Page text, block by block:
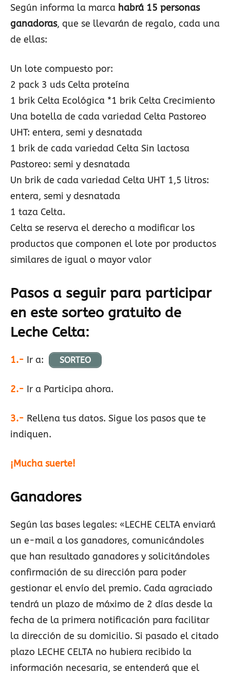
Según informa la marca habrá 15 personas
ganadoras, que se llevarán de regalo, cada una
de ellas:
Un lote compuesto por:
2 pack 3 uds Celta proteína
1 brik Celta Ecológica *1 brik Celta Crecimiento
Una botella de cada variedad Celta Pastoreo
UHT: entera, semi y desnatada
1 brik de cada variedad Celta Sin lactosa
Pastoreo: semi y desnatada
Un brik de cada variedad Celta UHT 1,5 litros:
entera, semi y desnatada
1 taza Celta.
Celta se reserva el derecho a modificar los
productos que componen el lote por productos
similares de igual o mayor valor
Pasos a seguir para participar
en este sorteo gratuito de
Leche Celta:
1.- Ir a: SORTEO
2.- Ir a Participa ahora.
3.- Rellena tus datos. Sigue los pasos que te
indiquen.
¡Mucha suerte!
Ganadores
Según las bases legales: «LECHE CELTA enviará
un e-mail a los ganadores, comunicándoles
que han resultado ganadores y solicitándoles
confirmación de su dirección para poder
gestionar el envío del premio. Cada agraciado
tendrá un plazo de máximo de 2 días desde la
fecha de la primera notificación para facilitar
la dirección de su domicilio. Si pasado el citado
plazo LECHE CELTA no hubiera recibido la
información necesaria, se entenderá que el